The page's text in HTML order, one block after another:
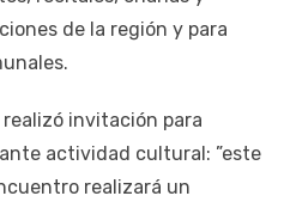
de la región y para
invitación para
actividad cultural: ”este
realizará un